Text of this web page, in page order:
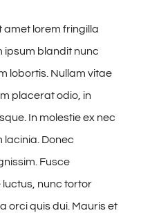
amet lorem fringilla
ipsum blandit nunc
lobortis. Nullam vitae
placerat odio, in
In molestie ex nec
lacinia. Donec
Fusce
luctus, nunc tortor
orci quis dui. Mauris et